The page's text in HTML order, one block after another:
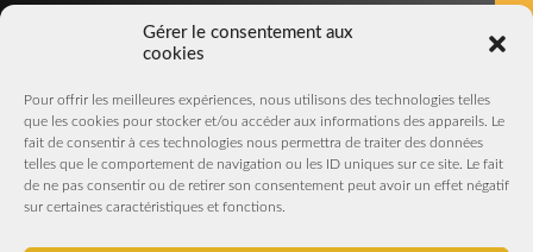
Gérer le consentement aux
cookies
Pour offrir les meilleures expériences, nous utilisons des technologies telles
que les cookies pour stocker et/ou accéder aux informations des appareils. Le
fait de consentir à ces technologies nous permettra de traiter des données
telles que le comportement de navigation ou les ID uniques sur ce site. Le fait
de ne pas consentir ou de retirer son consentement peut avoir un effet négatif
sur certaines caractéristiques et fonctions.
Partenaires
Nous suivre sur Facebook
S'inscrire à la Newsletter